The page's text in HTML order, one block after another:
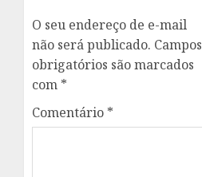
O seu endereço de e-mail
não será publicado. Campos
obrigatórios são marcados
com *
Comentário *